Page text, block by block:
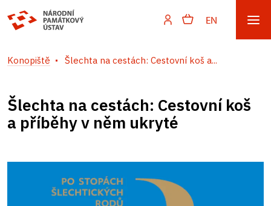
EN
Konopiště Šlechta na cestách: Cestovní koš a...
Šlechta na cestách: Cestovní koš
a příběhy v něm ukryté